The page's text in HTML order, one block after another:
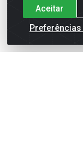
Aceitar
Preferências